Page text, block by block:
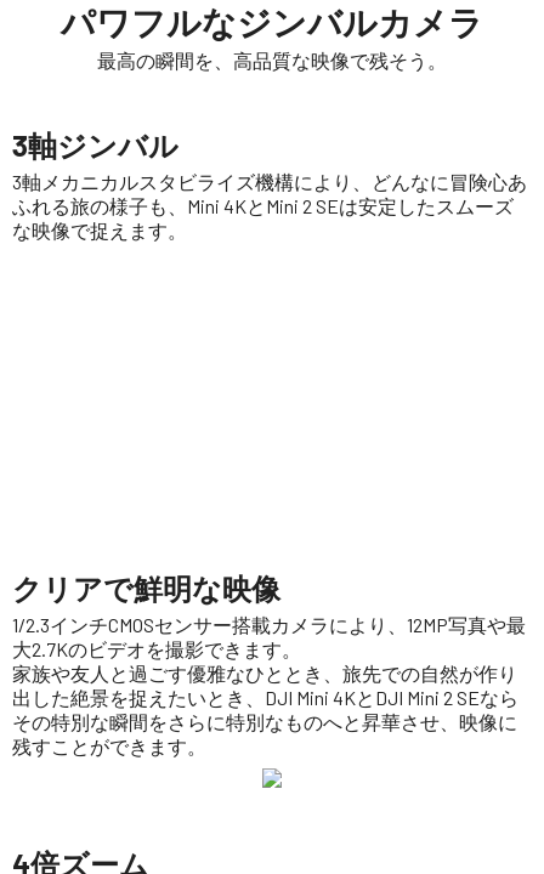
パワフルなジンバルカメラ
最高の瞬間を、高品質な映像で残そう。
3軸ジンバル
3軸メカニカルスタビライズ機構により、どんなに冒険心あ
ふれる旅の様子も、Mini 4KとMini 2 SEは安定したスムーズ
な映像で捉えます。
クリアで鮮明な映像
1/2.3インチCMOSセンサー搭載カメラにより、12MP写真や最
大2.7Kのビデオを撮影できます。
家族や友人と過ごす優雅なひととき、旅先での自然が作り
出した絶景を捉えたいとき、DJI Mini 4KとDJI Mini 2 SEなら
その特別な瞬間をさらに特別なものへと昇華させ、映像に
残すことができます。
4倍ズーム